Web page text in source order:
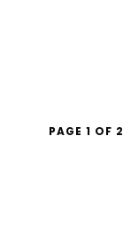
PAGE 1 OF 2